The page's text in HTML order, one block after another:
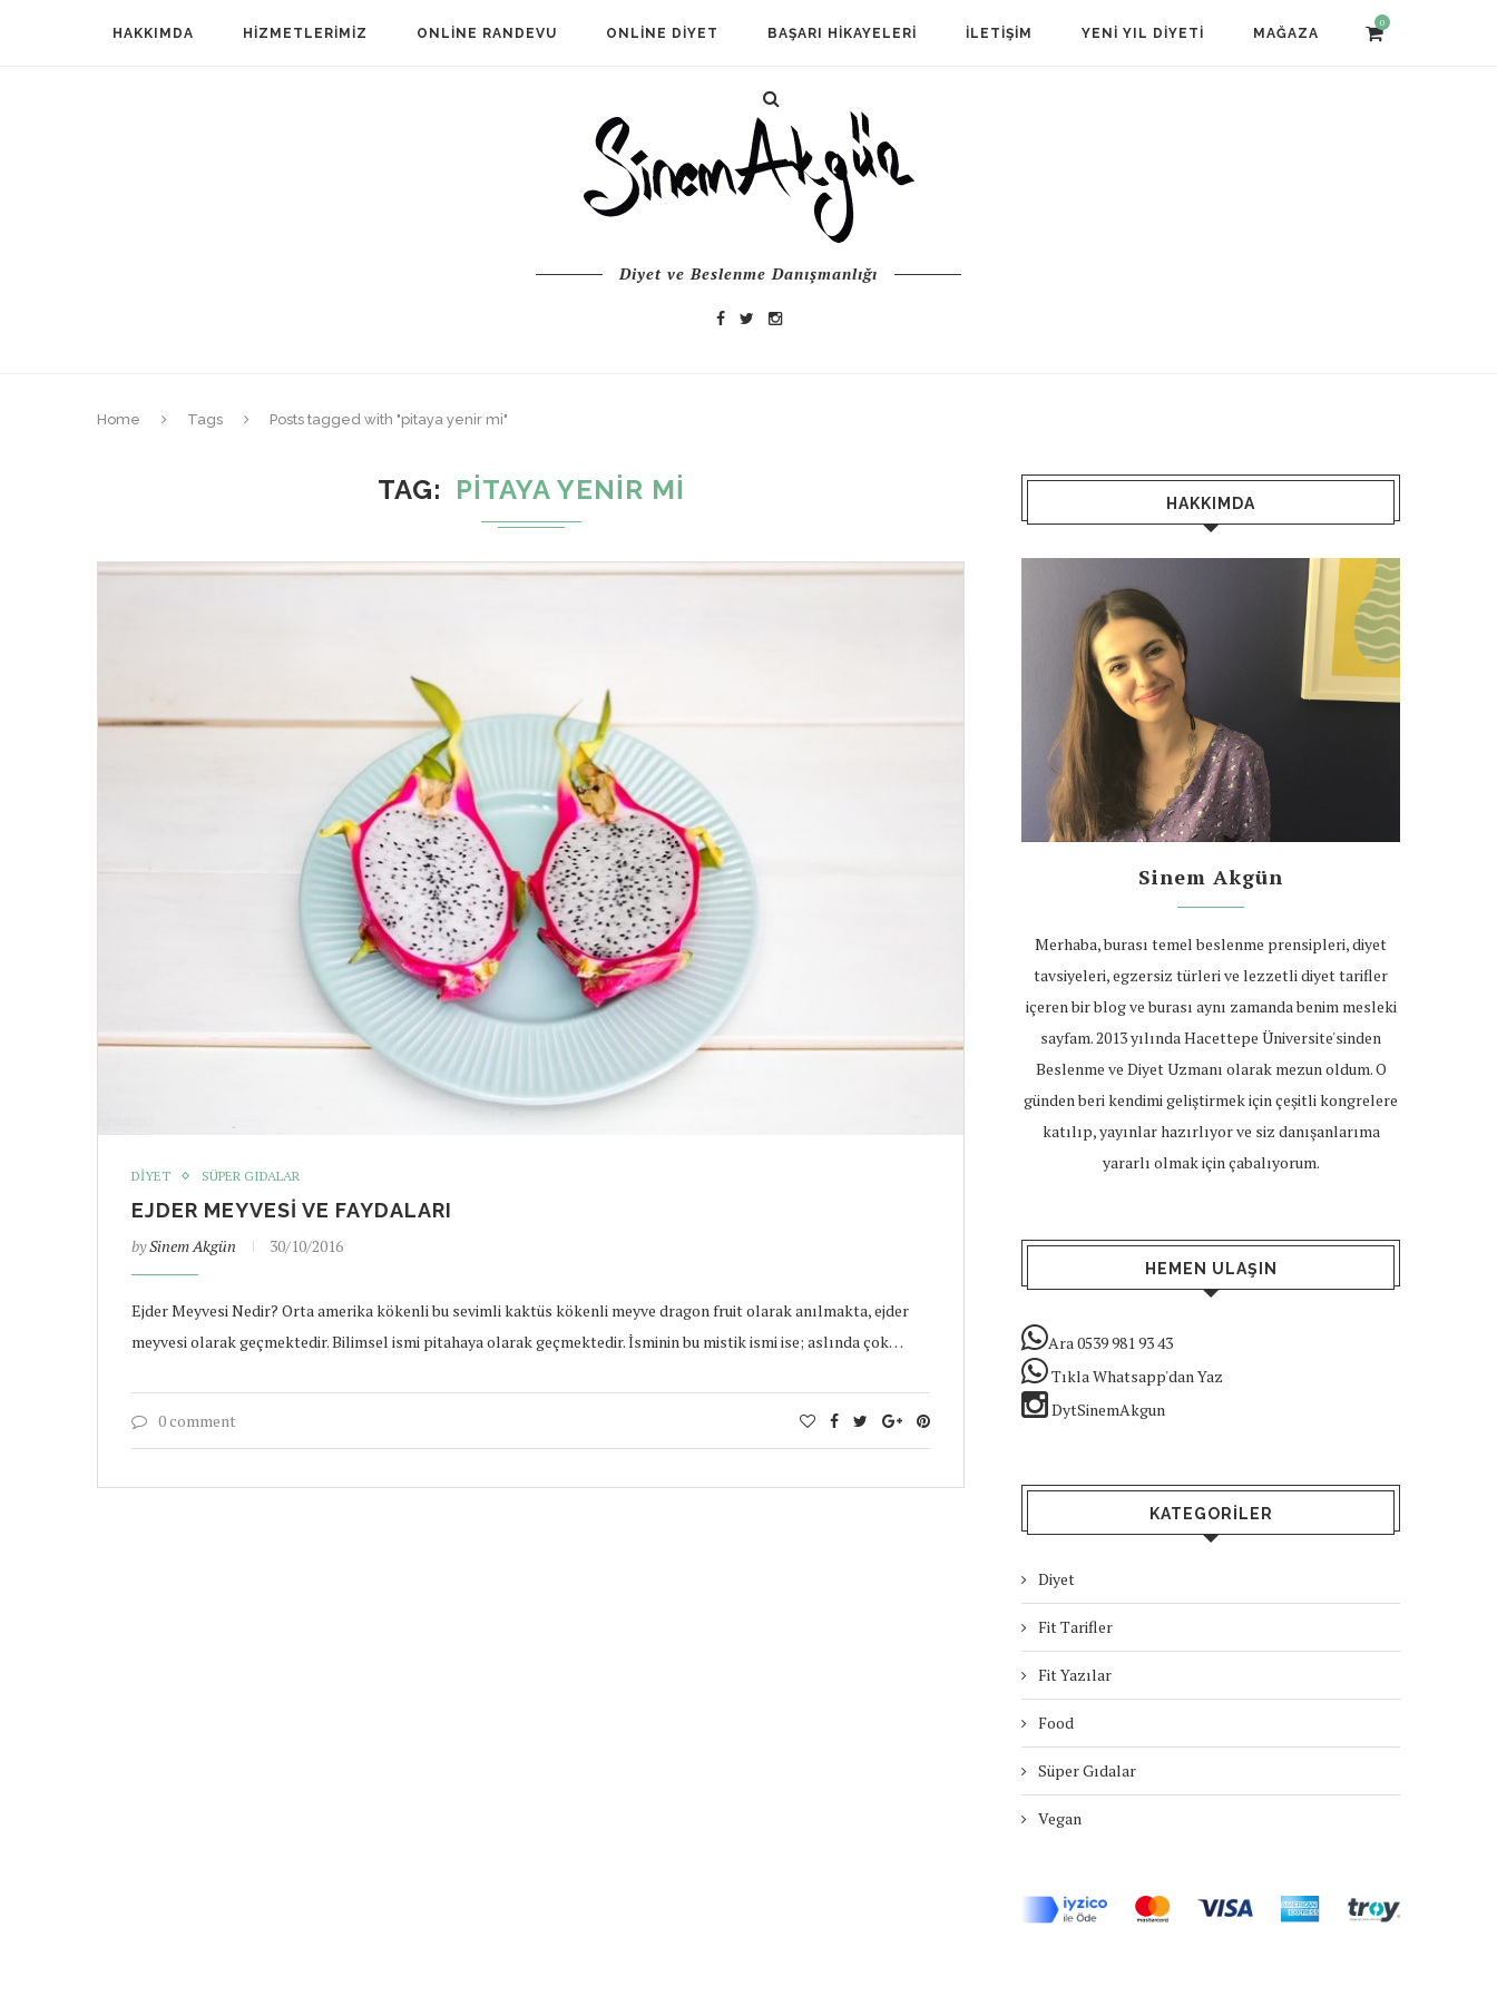
HAKKIMDA HIZMETLERIMIZ ONLINE RANDEVU ONLINE DIYET BAŞARI HIKAYELERI İLETIŞIM YENI YIL DIYETI MAĞAZA
0
Diyet ve Beslenme Danışmanlığı
Home Tags Posts tagged with "pitaya yenir mi"
TAG PITAYA YENIR MI
DIYET SÜPER GIDALAR
EJDER MEYVESI VE FAYDALARI
bySinem Akgün 30/10/2016
Ejder Meyvesi Nedir? Orta amerika kökenli bu sevimli kaktüs kökenli meyve dragon fruit olarak anılmakta, ejder
meyvesi olarak geçmektedir. Bilimsel ismi pitahaya olarak geçmektedir. İsminin bu mistik ismi ise; aslında çok…
0 comment
HAKKIMDA
Sinem Akgün
Merhaba, burası temel beslenme prensipleri, diyet
tavsiyeleri, egzersiz türleri ve lezzetli diyet tarifler
içeren bir blog ve burası aynı zamanda benim mesleki
sayfam. 2013 yılında Hacettepe Üniversite'sinden
Beslenme ve Diyet Uzmanı olarak mezun oldum. O
günden beri kendimi geliştirmek için çeşitli kongrelere
katılıp, yayınlar hazırlıyor ve siz danışanlarıma
yararlı olmak için çabalıyorum.
HEMEN ULAŞIN
Ara 0539 981 93 43
Tıkla Whatsapp'dan Yaz
DytSinemAkgun
KATEGORILER
Diyet
Fit Tarifler
Fit Yazılar
Food
Süper Gıdalar
Vegan